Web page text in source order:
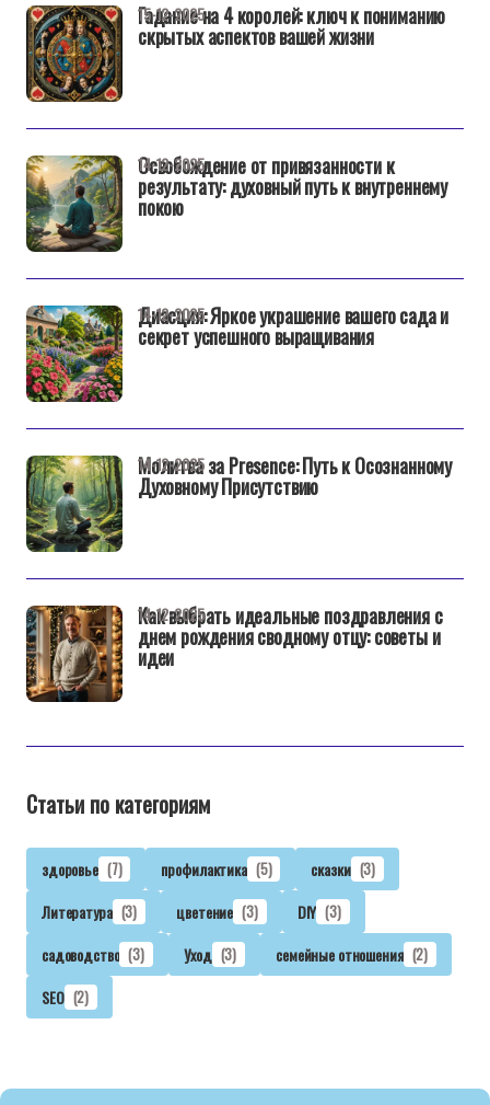
Гадание на 4 королей: ключ к пониманию
скрытых аспектов вашей жизни
15-12-2025
Освобождение от привязанности к
результату: духовный путь к внутреннему
покою
14-12-2025
Диасция: Яркое украшение вашего сада и
секрет успешного выращивания
14-12-2025
Молитва за Presence: Путь к Осознанному
Духовному Присутствию
14-12-2025
Как выбрать идеальные поздравления с
днем рождения сводному отцу: советы и
идеи
14-12-2025
Статьи по категориям
здоровье (7) профилактика (5) сказки (3)
Литература (3) цветение (3) DIY (3)
садоводство (3) Уход (3) семейные отношения (2)
SEO (2)